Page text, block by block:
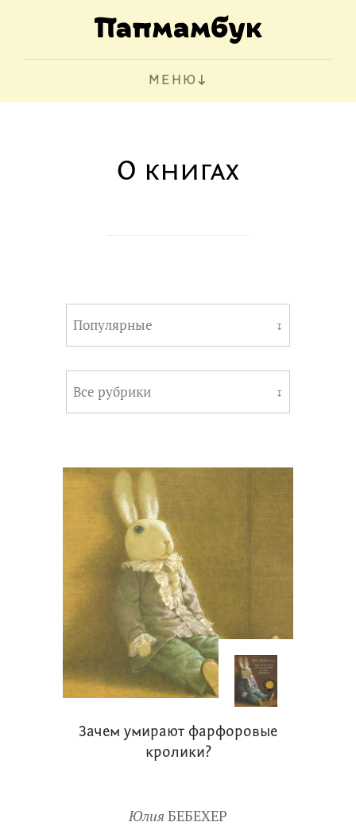
МЕНЮ
О книгах
Популярные ↧
Все рубрики ↧
Зачем умирают фарфоровые
кролики?
Юлия БЕБЕХЕР